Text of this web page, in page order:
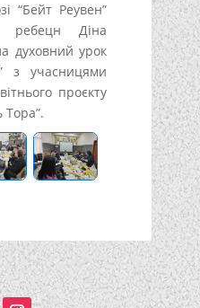
“Бейт Реувен”
ребецн Діна
духовний урок
з учасницями
проєкту
Тора”.